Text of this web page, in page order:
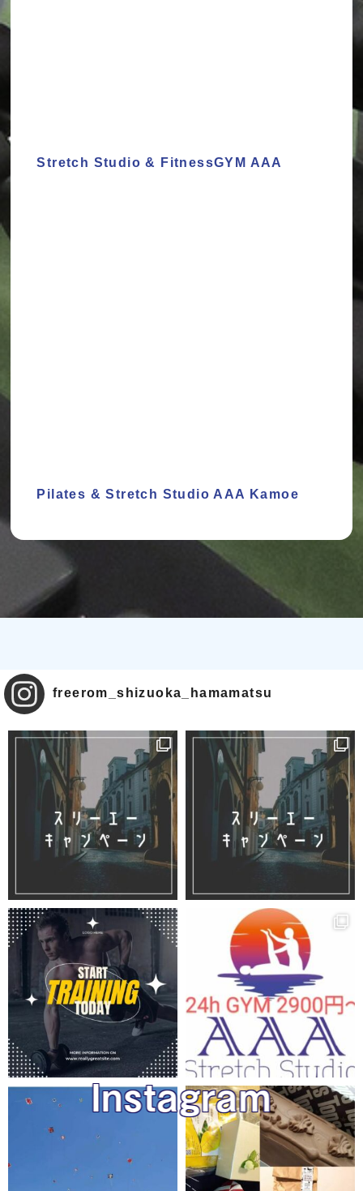
Stretch Studio & FitnessGYM AAA
Pilates & Stretch Studio AAA Kamoe
Instagram
freerom_shizuoka_hamamatsu